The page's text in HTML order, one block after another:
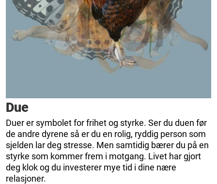
Due
Duer er symbolet for frihet og styrke. Ser du duen før
de andre dyrene så er du en rolig, ryddig person som
sjelden lar deg stresse. Men samtidig bærer du på en
styrke som kommer frem i motgang. Livet har gjort
deg klok og du investerer mye tid i dine nære
relasjoner.